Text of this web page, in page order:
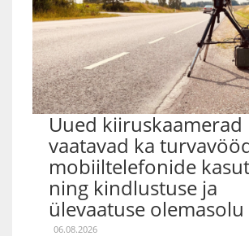
Uued kiiruskaamerad
vaatavad ka
mobiiltelefonide
ning kindlustuse ja
ülevaatuse olemasolu
06.08.2026